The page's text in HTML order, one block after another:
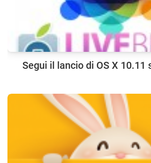
Segui il lancio di OS X 10.11